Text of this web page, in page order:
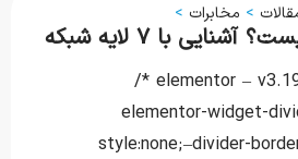
> مخابرات >
با ۷ لایه شبکه
.elementor-widget-
style:none;–divider-